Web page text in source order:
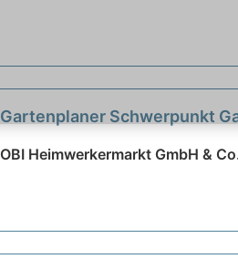
Gartenplaner Schwerpunkt
OBI Heimwerkermarkt GmbH &